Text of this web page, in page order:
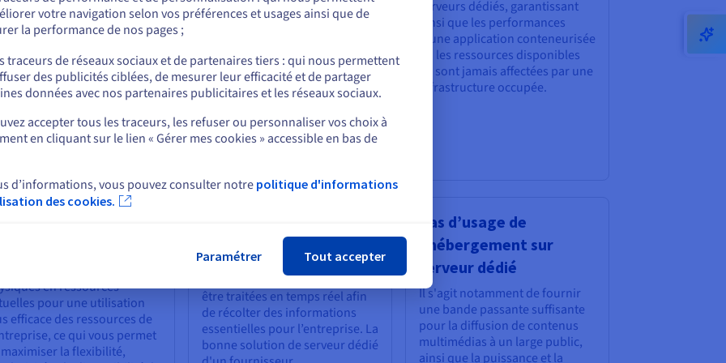
pour vous assurer que
performances et ses
le développement et la
des applications.
en ressources
pour une utilisation
efficace des ressources de
ce qui vous permet
la flexibilité,
puissance, éliminant la
externes affectent les
performances de
communication, tout en
optimisant la sécurité de ces
dernières.
Les appareils de l’Internet des
objets génèrent d’énormes
volumes de données qui doivent
être traitées en temps réel afin
de récolter des informations
essentielles pour l’entreprise. La
bonne solution de serveur dédié
serveurs dédiés, garantissant
ainsi que les performances
d’une application conteneurisée
ou les ressources disponibles
ne sont jamais affectées par une
infrastructure occupée.
Cas d’usage de
l’hébergement sur
serveur dédié
Il s'agit notamment de fournir
une bande passante suffisante
pour la diffusion de contenus
multimédias à un large public,
ainsi que la puissance et la
ou
sur le site actuel
un autre site web
votre navigation selon vos préférences et usages ainsi que de
la performance de nos pages ;
traceurs de réseaux sociaux et de partenaires tiers : qui nous permettent
des publicités ciblées, de mesurer leur efficacité et de partager
données avec nos partenaires publicitaires et les réseaux sociaux.
accepter tous les traceurs, les refuser ou personnaliser vos choix à
en cliquant sur le lien « Gérer mes cookies » accessible en bas de
d’informations, vous pouvez consulter notre politique d'informations
des cookies.
Paramétrer Tout accepter